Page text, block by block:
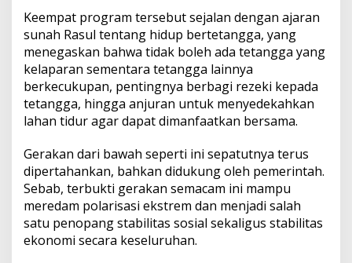
Keempat program tersebut sejalan dengan ajaran
sunah Rasul tentang hidup bertetangga, yang
menegaskan bahwa tidak boleh ada tetangga yang
kelaparan sementara tetangga lainnya
berkecukupan, pentingnya berbagi rezeki kepada
tetangga, hingga anjuran untuk menyedekahkan
lahan tidur agar dapat dimanfaatkan bersama.
Gerakan dari bawah seperti ini sepatutnya terus
dipertahankan, bahkan didukung oleh pemerintah.
Sebab, terbukti gerakan semacam ini mampu
meredam polarisasi ekstrem dan menjadi salah
satu penopang stabilitas sosial sekaligus stabilitas
ekonomi secara keseluruhan.